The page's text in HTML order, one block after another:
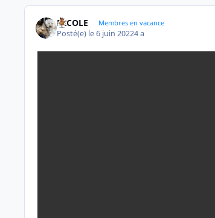
NICOLE Membres en vacance
Posté(e) le 6 juin 20224 a